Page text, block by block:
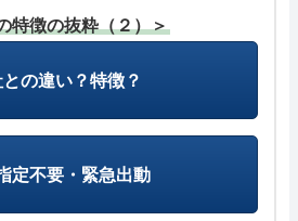
特徴の抜粋（２）＞
の違い？特徴？
定不要・緊急出動